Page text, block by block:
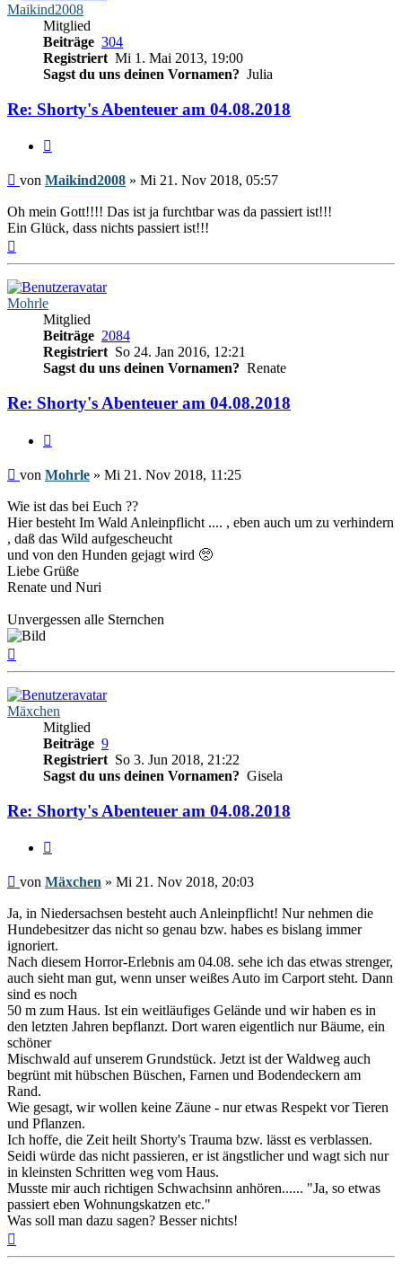
Maikind2008
Mitglied
Beiträge 304
Registriert Mi 1. Mai 2013, 19:00
Sagst du uns deinen Vornamen? Julia
Re: Shorty's Abenteuer am 04.08.2018
Beitrag
von Maikind2008 » Mi 21. Nov 2018, 05:57
Oh mein Gott!!!! Das ist ja furchtbar was da passiert ist!!!
Ein Glück, dass nichts passiert ist!!!
Mohrle
Mitglied
Beiträge 2084
Registriert So 24. Jan 2016, 12:21
Sagst du uns deinen Vornamen? Renate
Re: Shorty's Abenteuer am 04.08.2018
Beitrag
von Mohrle » Mi 21. Nov 2018, 11:25
Wie ist das bei Euch ??
Hier besteht Im Wald Anleinpflicht .... , eben auch um zu verhindern
, daß das Wild aufgescheucht
und von den Hunden gejagt wird 🥺
Liebe Grüße
Renate und Nuri
Unvergessen alle Sternchen
Mäxchen
Mitglied
Beiträge 9
Registriert So 3. Jun 2018, 21:22
Sagst du uns deinen Vornamen? Gisela
Re: Shorty's Abenteuer am 04.08.2018
Beitrag
von Mäxchen » Mi 21. Nov 2018, 20:03
Ja, in Niedersachsen besteht auch Anleinpflicht! Nur nehmen die
Hundebesitzer das nicht so genau bzw. habes es bislang immer
ignoriert.
Nach diesem Horror-Erlebnis am 04.08. sehe ich das etwas strenger,
auch sieht man gut, wenn unser weißes Auto im Carport steht. Dann
sind es noch
50 m zum Haus. Ist ein weitläufiges Gelände und wir haben es in
den letzten Jahren bepflanzt. Dort waren eigentlich nur Bäume, ein
schöner
Mischwald auf unserem Grundstück. Jetzt ist der Waldweg auch
begrünt mit hübschen Büschen, Farnen und Bodendeckern am
Rand.
Wie gesagt, wir wollen keine Zäune - nur etwas Respekt vor Tieren
und Pflanzen.
Ich hoffe, die Zeit heilt Shorty's Trauma bzw. lässt es verblassen.
Seidi würde das nicht passieren, er ist ängstlicher und wagt sich nur
in kleinsten Schritten weg vom Haus.
Musste mir auch richtigen Schwachsinn anhören...... "Ja, so etwas
passiert eben Wohnungskatzen etc."
Was soll man dazu sagen? Besser nichts!